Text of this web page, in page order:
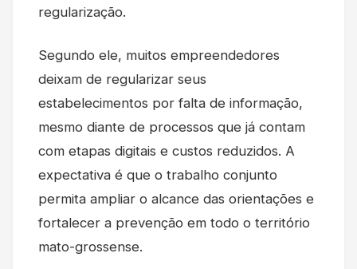
regularização.
Segundo ele, muitos empreendedores
deixam de regularizar seus
estabelecimentos por falta de informação,
mesmo diante de processos que já contam
com etapas digitais e custos reduzidos. A
expectativa é que o trabalho conjunto
permita ampliar o alcance das orientações e
fortalecer a prevenção em todo o território
mato-grossense.